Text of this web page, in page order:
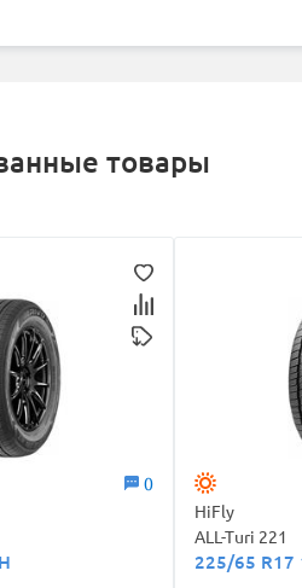
товары
0
HiFly
ALL-Turi 221
225/65 R17